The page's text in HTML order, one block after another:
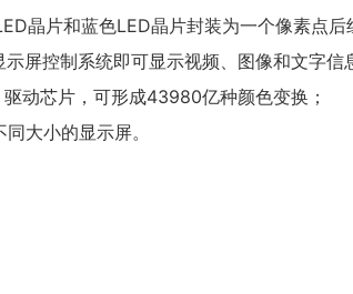
晶片和蓝色LED晶片封装为一个像素点后
示屏控制系统即可显示视频、图像和文字
动芯片，可形成43980亿种颜色变换；
大小的显示屏。